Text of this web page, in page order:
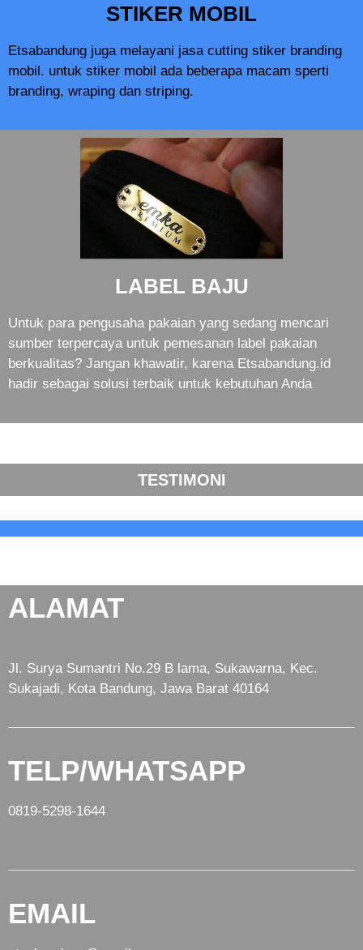
STIKER MOBIL
Etsabandung juga melayani jasa cutting stiker branding
mobil. untuk stiker mobil ada beberapa macam sperti
branding, wraping dan striping.
LABEL BAJU
Untuk para pengusaha pakaian yang sedang mencari
sumber terpercaya untuk pemesanan label pakaian
berkualitas? Jangan khawatir, karena Etsabandung.id
hadir sebagai solusi terbaik untuk kebutuhan Anda
TESTIMONI
ALAMAT
Jl. Surya Sumantri No.29 B lama, Sukawarna, Kec.
Sukajadi, Kota Bandung, Jawa Barat 40164
TELP/WHATSAPP
0819-5298-1644
EMAIL